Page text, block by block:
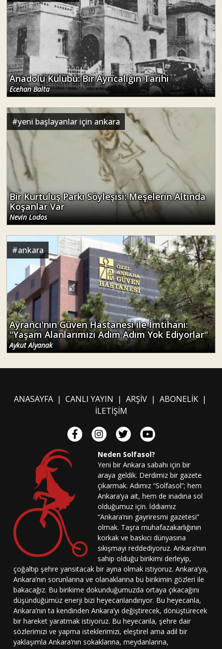
Anadolu Kulübü: Bir Ayrıcalığın Tarihi
Ecehan Balta
#yeni başlayanlar için ankara
Bir Kurtuluş Parkı Söyleşisi: Meşelerin Altında
Koşanlar Var
Nevin Lodos
#ankara
Ayrancı'nın Güven Hastanesi ile İmtihanı:
"Yaşam Alanlarımızı Adım Adım Yok Ediyorlar"
Aykut Alyanak
ANASAYFA| CANLI YAYIN | ARŞİV| ABONELİK|
İLETİŞİM
Neden Solfasol?
Yeni bir Ankara sabahı için bir
araya geldik. Derdimiz bir gazete
çıkarmak. Adımız “Solfasol”; hem
Ankara’ya ait, hem de inadına sol
olduğumuz için. İddiamız
“Ankara’nın gayriresmi gazetesi”
olmak. Taşra muhafazakarlığının
korkak ve baskıcı dünyasına
sıkışmayı reddediyoruz. Ankara’nın
sahip olduğu birikimi derleyip,
çoğaltıp şehre yansıtacak bir ayna olmak istiyoruz. Ankara’ya,
Ankara’nın sorunlarına ve olanaklarına bu birikimin gözleri ile
bakacağız. Bu birikime dokunduğumuzda ortaya çıkacağını
düşündüğümüz enerji bizi heyecanlandırıyor. Bu heyecanla,
Ankara’nın ta kendinden Ankara’yı değiştirecek, dönüştürecek
bir hareket yaratmak istiyoruz. Bu heyecanla, şehre dair
sözlerimizi ve yapma isteklerimizi, eleştirel ama adil bir
yaklaşımla Ankara’nın sokaklarına, meydanlarına,